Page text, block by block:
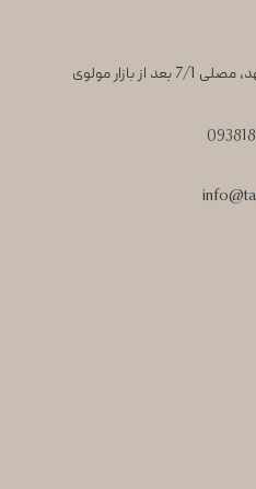
آدرس : شعبه مرکزی :مشهد، مصلی 7/1 بعد از بازار مولوی